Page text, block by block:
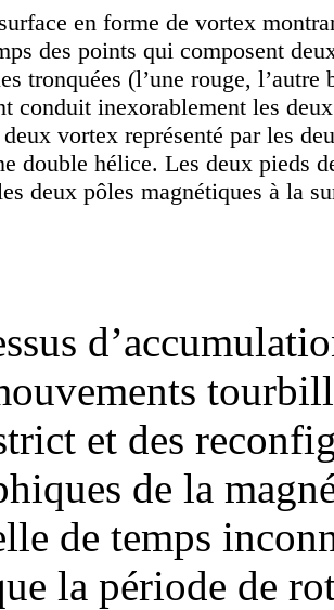
en forme de vortex
des points qui composent
tronquées (l’une rouge, l’autre
conduit inexorablement les
vortex représenté par les
double hélice. Les deux pieds
deux pôles magnétiques à la
et des
de la
de temps
la période de